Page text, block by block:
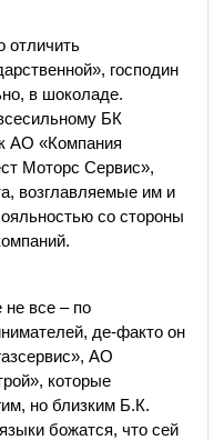
отличить
господин
в шоколаде.
БК
АО «Компания
Моторс Сервис»,
возглавляемые им и
со стороны
не все – по
де-факто он
АО
которые
но близким Б.К.
божатся, что сей